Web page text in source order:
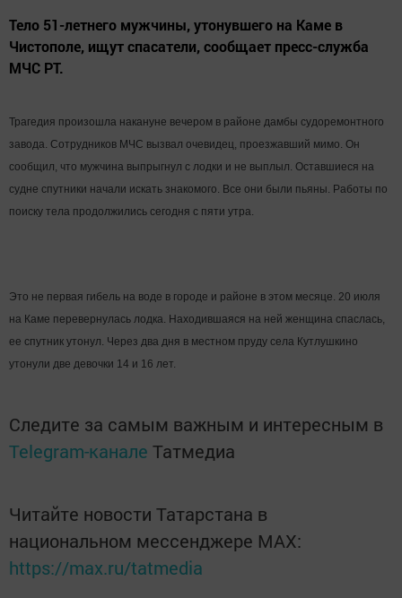
Тело 51-летнего мужчины, утонувшего на Каме в
Чистополе, ищут спасатели, сообщает пресс-служба
МЧС РТ.
Трагедия произошла накануне вечером в районе дамбы судоремонтного
завода. Сотрудников МЧС вызвал очевидец, проезжавший мимо. Он
сообщил, что мужчина выпрыгнул с лодки и не выплыл. Оставшиеся на
судне спутники начали искать знакомого. Все они были пьяны. Работы по
поиску тела продолжились сегодня с пяти утра.
Это не первая гибель на воде в городе и районе в этом месяце. 20 июля
на Каме перевернулась лодка. Находившаяся на ней женщина спаслась,
ее спутник утонул. Через два дня в местном пруду села Кутлушкино
утонули две девочки 14 и 16 лет.
Следите за самым важным и интересным в
Telegram-канале Татмедиа
Читайте новости Татарстана в
национальном мессенджере MАХ:
https://max.ru/tatmedia